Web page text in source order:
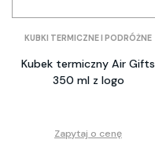
KUBKI TERMICZNE I PODRÓŻNE
Kubek termiczny Air Gifts
350 ml z logo
Zapytaj o cenę